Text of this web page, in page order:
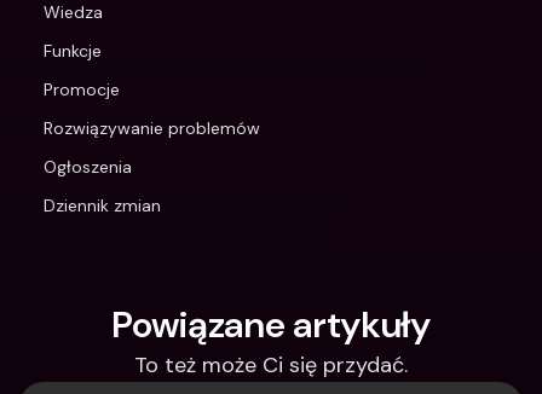
Wiedza
Funkcje
Promocje
Rozwiązywanie problemów
Ogłoszenia
Dziennik zmian
Powiązane artykuły
To też może Ci się przydać.